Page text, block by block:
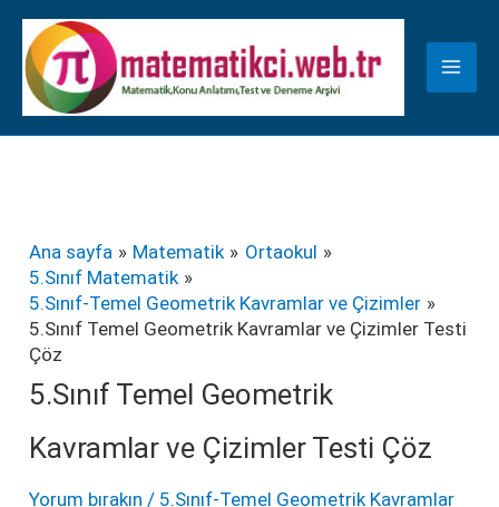
İçeriğe
atla
Ana sayfa Matematik
Ortaokul
5.Sınıf Matematik
5.Sınıf-Temel Geometrik Kavramlar ve Çizimler
5.Sınıf Temel Geometrik Kavramlar ve Çizimler Testi
Çöz
5.Sınıf Temel Geometrik
Kavramlar ve Çizimler Testi Çöz
Yorum bırakın / 5.Sınıf-Temel Geometrik Kavramlar
K
a
t
e
r
i
l
e
r